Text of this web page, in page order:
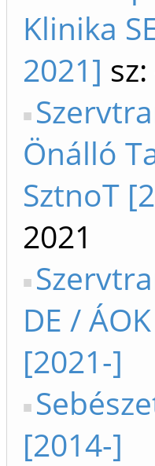
Klinika
2021]
Önálló
SztnoT
2021
DE /
[2021-]
[2014-]